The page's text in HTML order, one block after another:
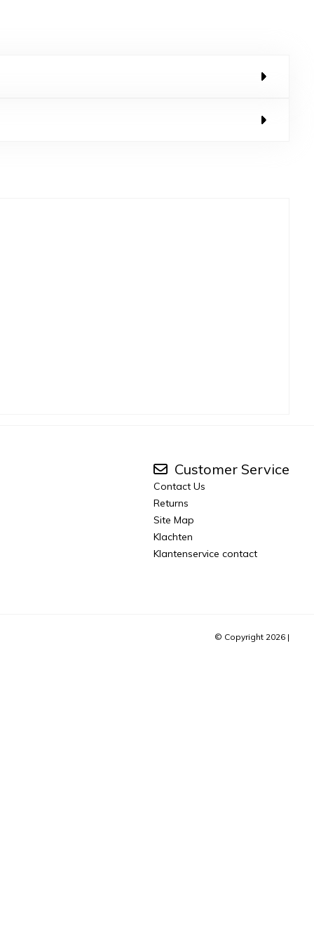
Customer Service
Contact Us
Returns
Site Map
Klachten
Klantenservice contact
© Copyright 2026 |